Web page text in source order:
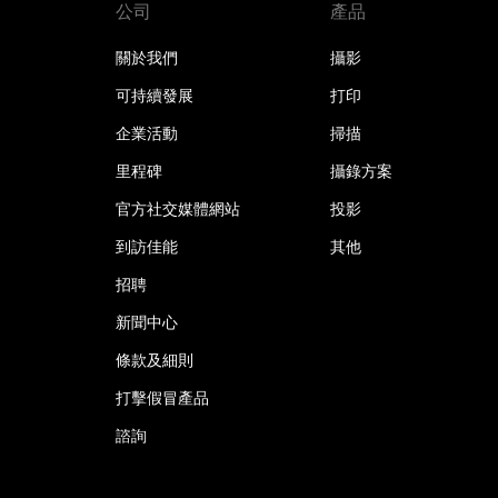
公司
關於我們
可持續發展
企業活動
里程碑
官方社交媒體網站
到訪佳能
招聘
新聞中心
條款及細則
打擊假冒產品
諮詢
產品
攝影
打印
掃描
攝錄方案
投影
其他